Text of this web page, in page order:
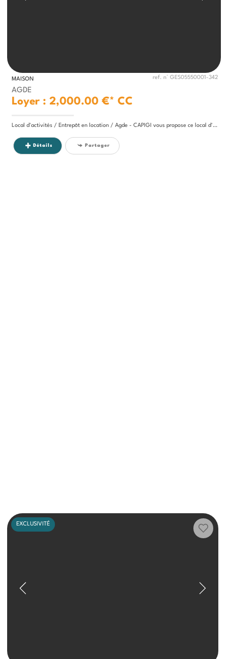
MAISON ref. n° GES05550001-342
AGDE
Loyer : 2,000.00 €* CC
Local d'activités / Entrepôt en location / Agde - CAPIGI vous propose ce local d'activités / entrepôt de 220 m² avec 2...
Détails Partager
EXCLUSIVITÉ